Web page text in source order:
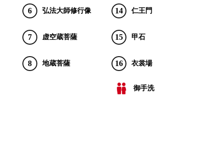
6 弘法大師修行像
7 虚空蔵菩薩
8 地蔵菩薩
14 仁王門
15 甲石
16 衣裳場
御手洗